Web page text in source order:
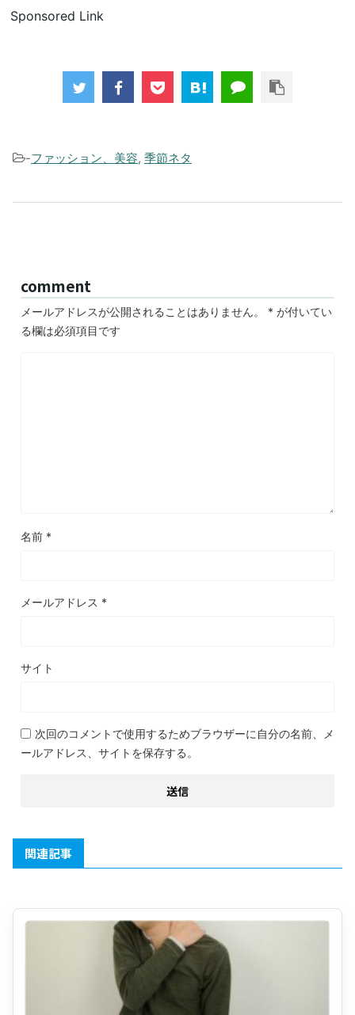
Sponsored Link
-ファッション、美容, 季節ネタ
comment
メールアドレスが公開されることはありません。 * が付いてい
る欄は必須項目です
名前 *
メールアドレス *
サイト
次回のコメントで使用するためブラウザーに自分の名前、メ
ールアドレス、サイトを保存する。
関連記事